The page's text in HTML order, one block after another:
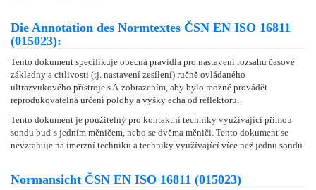
Die Annotation des Normtextes ČSN EN ISO 16811
(015023):
Tento dokument specifikuje obecná pravidla pro nastavení rozsahu časové
základny a citlivosti (tj. nastavení zesílení) ručně ovládaného
ultrazvukového přístroje s A-zobrazením, aby bylo možné provádět
reprodukovatelná určení polohy a výšky echa od reflektoru.
Tento dokument je použitelný pro kontaktní techniky využívající přímou
sondu buď s jedním měničem, nebo se dvěma měniči. Tento dokument se
nevztahuje na imerzní techniku a techniky využívající více než jednu sondu
Normansicht ČSN EN ISO 16811 (015023)